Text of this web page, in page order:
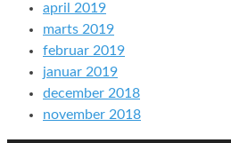
april 2019
marts 2019
februar 2019
januar 2019
december 2018
november 2018